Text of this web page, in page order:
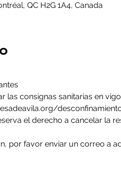
QC H2G 1A4, Canada
las consignas sanitarias en
el derecho a cancelar la
por favor enviar un correo a